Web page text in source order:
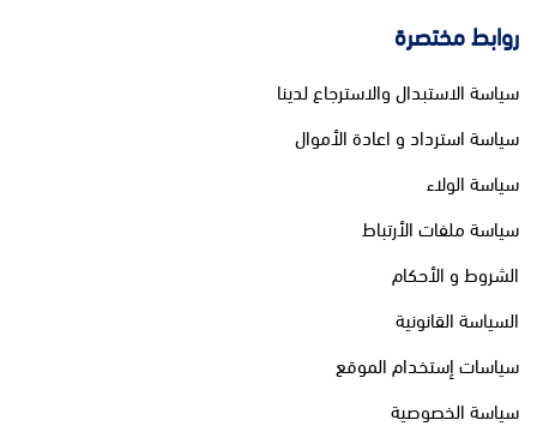
روابط مختصرة
سياسة الاستبدال والاسترجاع لدينا
سياسة استرداد و اعادة الأموال
سياسة الولاء
سياسة ملفات الأرتباط
الشروط و الأحكام
السياسة القانونية
سياسات إستخدام الموقع
سياسة الخصوصية